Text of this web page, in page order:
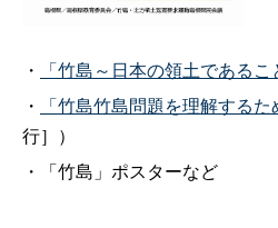
・
「竹島～日本の領土であるこ
・
「竹島竹島問題を理解する
行］）
・「竹島」ポスターなど